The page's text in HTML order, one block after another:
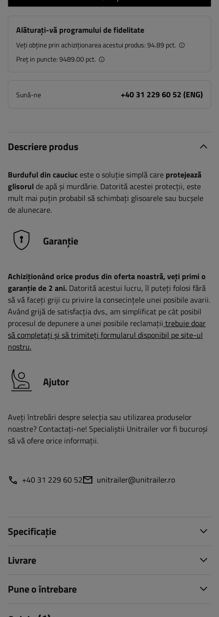
Alăturați-vă programului de fidelitate
Veți obține prin achiziționarea acestui produs:94.89 pct.
Preț in puncte:9489.00 pct.
Sună-ne +40 31 229 60 52 (ENG)
Descriere produs
Burduful din cauciuc este o soluție simplă care protejează
glisorul de apă și murdărie. Datorită acestei protecții, este
mult mai puțin probabil să schimbați glisoarele sau bucșele
de alunecare.
Garanție
Achiziționând orice produs din oferta noastră, veți primi o
garanție de 2 ani. Datorită acestui lucru, îl puteți folosi fără
să vă faceți griji cu privire la consecințele unei posibile avarii.
Având grijă de satisfacția dvs., am simplificat pe cât posibil
procesul de depunere a unei posibile reclamații trebuie doar
să completați și să trimiteți formularul disponibil pe site-ul
nostru.
Ajutor
Aveți întrebări despre selecția sau utilizarea produselor
noastre? Contactaţi-ne! Specialiștii Unitrailer vor fi bucuroși
să vă ofere orice informații.
+40 31 229 60 52 unitrailer@unitrailer.ro
Specificație
Livrare
Pune o întrebare